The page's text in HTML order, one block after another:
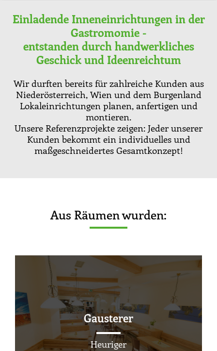
Einladende Inneneinrichtungen in der
Gastromomie -
entstanden durch handwerkliches
Geschick und Ideenreichtum
Wir durften bereits für zahlreiche Kunden aus
Niederösterreich, Wien und dem Burgenland
Lokaleinrichtungen planen, anfertigen und
montieren.
Unsere Referenzprojekte zeigen: Jeder unserer
Kunden bekommt ein individuelles und
maßgeschneidertes Gesamtkonzept!
Aus Räumen wurden:
Gausterer
Heuriger